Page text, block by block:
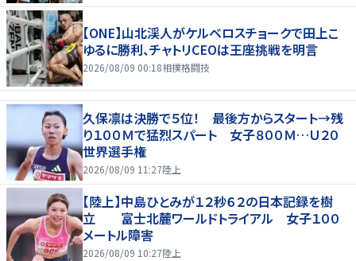
【ONE】山北渓人がケルベロスチョークで田上こ
ゆるに勝利、チャトリCEOは王座挑戦を明言
2026/08/09 00:18相撲格闘技
久保凛は決勝で５位！ 最後方からスタート→残
り１００Ｍで猛烈スパート 女子８００Ｍ…Ｕ２０
世界選手権
2026/08/09 11:27陸上
【陸上】中島ひとみが１２秒６２の日本記録を樹
立 富士北麓ワールドトライアル 女子１００
メートル障害
2026/08/09 10:27陸上